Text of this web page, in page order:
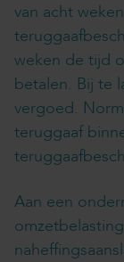
van acht
weken de tijd
betalen. Bij te
vergoed.
teruggaaf
Aan een